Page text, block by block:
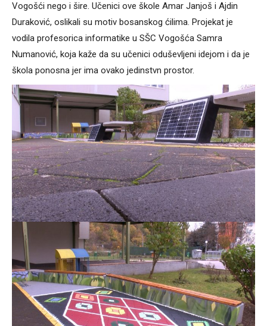
Vogošći nego i šire. Učenici ove škole Amar Janjoš i Ajdin
Duraković, oslikali su motiv bosanskog ćilima. Projekat je
vodila profesorica informatike u SŠC Vogošća Samra
Numanović, koja kaže da su učenici oduševljeni idejom i da je
škola ponosna jer ima ovako jedinstvn prostor.